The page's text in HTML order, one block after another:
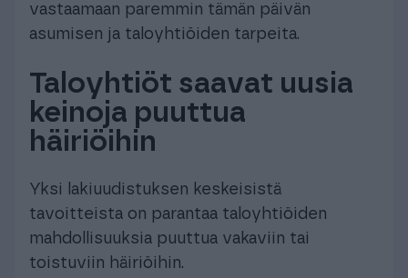
vastaamaan paremmin tämän päivän
asumisen ja taloyhtiöiden tarpeita.
Taloyhtiöt saavat uusia
keinoja puuttua
häiriöihin
Yksi lakiuudistuksen keskeisistä
tavoitteista on parantaa taloyhtiöiden
mahdollisuuksia puuttua vakaviin tai
toistuviin häiriöihin.